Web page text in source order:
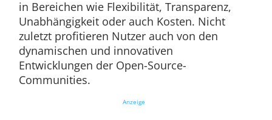
in Bereichen wie Flexibilität, Transparenz,
Unabhängigkeit oder auch Kosten. Nicht
zuletzt profitieren Nutzer auch von den
dynamischen und innovativen
Entwicklungen der Open-Source-
Communities.
Anzeige